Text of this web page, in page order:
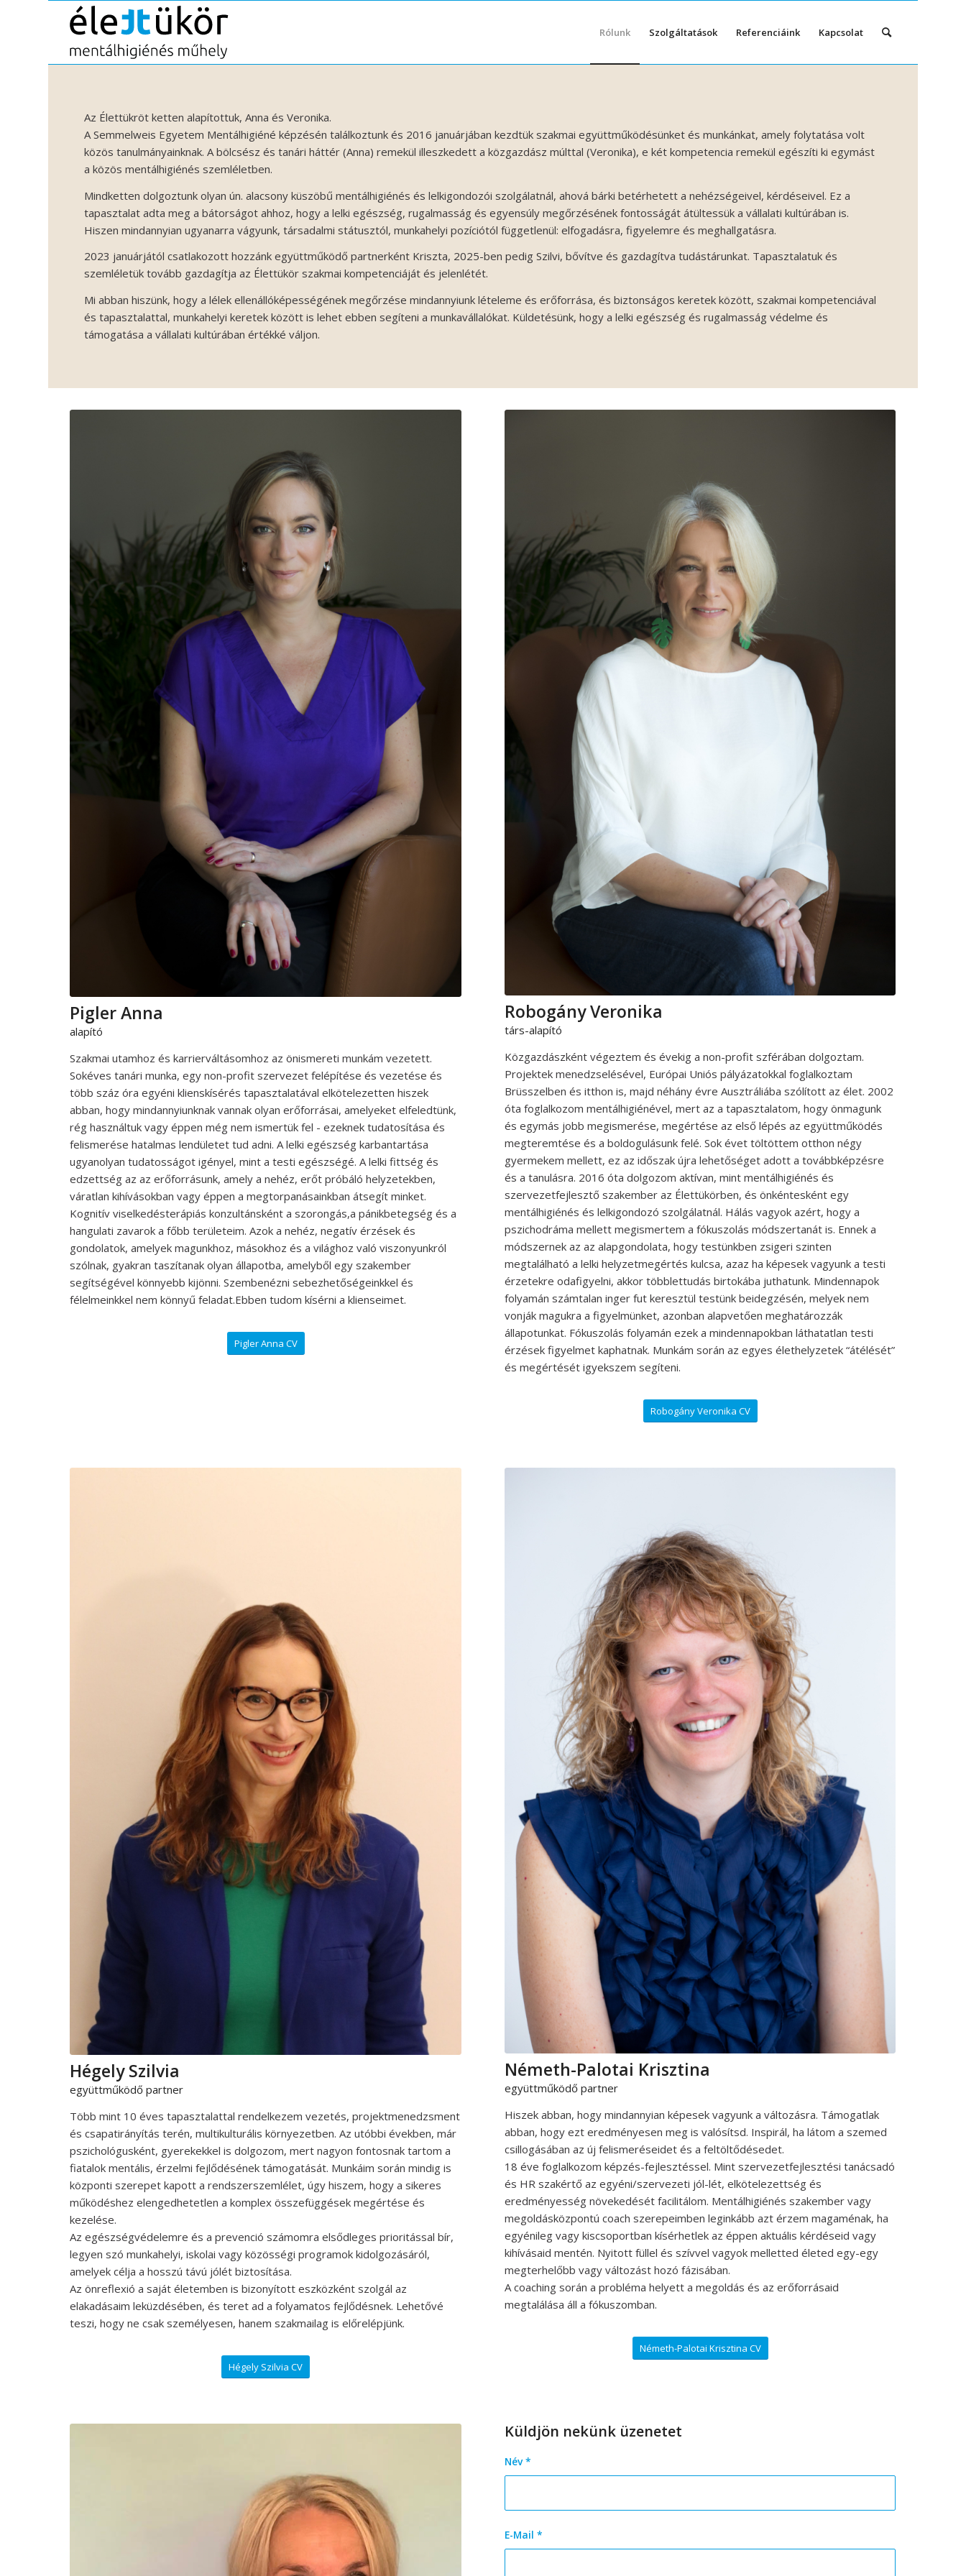
Rólunk Szolgáltatások Referenciáink Kapcsolat
Az Élettükröt ketten alapítottuk, Anna és Veronika.
A Semmelweis Egyetem Mentálhigiéné képzésén találkoztunk és 2016 januárjában kezdtük szakmai együttműködésünket és munkánkat, amely folytatása volt
közös tanulmányainknak. A bölcsész és tanári háttér (Anna) remekül illeszkedett a közgazdász múlttal (Veronika), e két kompetencia remekül egészíti ki egymást
a közös mentálhigiénés szemléletben.
Mindketten dolgoztunk olyan ún. alacsony küszöbű mentálhigiénés és lelkigondozói szolgálatnál, ahová bárki betérhetett a nehézségeivel, kérdéseivel. Ez a
tapasztalat adta meg a bátorságot ahhoz, hogy a lelki egészség, rugalmasság és egyensúly megőrzésének fontosságát átültessük a vállalati kultúrában is.
Hiszen mindannyian ugyanarra vágyunk, társadalmi státusztól, munkahelyi pozíciótól függetlenül: elfogadásra, figyelemre és meghallgatásra.
2023 januárjától csatlakozott hozzánk együttműködő partnerként Kriszta, 2025-ben pedig Szilvi, bővítve és gazdagítva tudástárunkat. Tapasztalatuk és
szemléletük tovább gazdagítja az Élettükör szakmai kompetenciáját és jelenlétét.
Mi abban hiszünk, hogy a lélek ellenállóképességének megőrzése mindannyiunk lételeme és erőforrása, és biztonságos keretek között, szakmai kompetenciával
és tapasztalattal, munkahelyi keretek között is lehet ebben segíteni a munkavállalókat. Küldetésünk, hogy a lelki egészség és rugalmasság védelme és
támogatása a vállalati kultúrában értékké váljon.
Pigler Anna
alapító
Szakmai utamhoz és karrierváltásomhoz az önismereti munkám vezetett.
Sokéves tanári munka, egy non-profit szervezet felépítése és vezetése és
több száz óra egyéni klienskísérés tapasztalatával elkötelezetten hiszek
abban, hogy mindannyiunknak vannak olyan erőforrásai, amelyeket elfeledtünk,
rég használtuk vagy éppen még nem ismertük fel - ezeknek tudatosítása és
felismerése hatalmas lendületet tud adni. A lelki egészség karbantartása
ugyanolyan tudatosságot igényel, mint a testi egészségé. A lelki fittség és
edzettség az az erőforrásunk, amely a nehéz, erőt próbáló helyzetekben,
váratlan kihívásokban vagy éppen a megtorpanásainkban átsegít minket.
Kognitív viselkedésterápiás konzultánsként a szorongás,a pánikbetegség és a
hangulati zavarok a főbb területeim. Azok a nehéz, negatív érzések és
gondolatok, amelyek magunkhoz, másokhoz és a világhoz való viszonyunkról
szólnak, gyakran taszítanak olyan állapotba, amelyből egy szakember
segítségével könnyebb kijönni. Szembenézni sebezhetőségeinkkel és
félelmeinkkel nem könnyű feladat.Ebben tudom kísérni a klienseimet.
Pigler Anna CV
Robogány Veronika
társ-alapító
Közgazdászként végeztem és évekig a non-profit szférában dolgoztam.
Projektek menedzselésével, Európai Uniós pályázatokkal foglalkoztam
Brüsszelben és itthon is, majd néhány évre Ausztráliába szólított az élet. 2002
óta foglalkozom mentálhigiénével, mert az a tapasztalatom, hogy önmagunk
és egymás jobb megismerése, megértése az első lépés az együttműködés
megteremtése és a boldogulásunk felé. Sok évet töltöttem otthon négy
gyermekem mellett, ez az időszak újra lehetőséget adott a továbbképzésre
és a tanulásra. 2016 óta dolgozom aktívan, mint mentálhigiénés és
szervezetfejlesztő szakember az Élettükörben, és önkéntesként egy
mentálhigiénés és lelkigondozó szolgálatnál. Hálás vagyok azért, hogy a
pszichodráma mellett megismertem a fókuszolás módszertanát is. Ennek a
módszernek az az alapgondolata, hogy testünkben zsigeri szinten
megtalálható a lelki helyzetmegértés kulcsa, azaz ha képesek vagyunk a testi
érzetekre odafigyelni, akkor többlettudás birtokába juthatunk. Mindennapok
folyamán számtalan inger fut keresztül testünk beidegzésén, melyek nem
vonják magukra a figyelmünket, azonban alapvetően meghatározzák
állapotunkat. Fókuszolás folyamán ezek a mindennapokban láthatatlan testi
érzések figyelmet kaphatnak. Munkám során az egyes élethelyzetek “átélését”
és megértését igyekszem segíteni.
Robogány Veronika CV
Hégely Szilvia
együttműködő partner
Több mint 10 éves tapasztalattal rendelkezem vezetés, projektmenedzsment
és csapatirányítás terén, multikulturális környezetben. Az utóbbi években, már
pszichológusként, gyerekekkel is dolgozom, mert nagyon fontosnak tartom a
fiatalok mentális, érzelmi fejlődésének támogatását. Munkáim során mindig is
központi szerepet kapott a rendszerszemlélet, úgy hiszem, hogy a sikeres
működéshez elengedhetetlen a komplex összefüggések megértése és
kezelése.
Az egészségvédelemre és a prevenció számomra elsődleges prioritással bír,
legyen szó munkahelyi, iskolai vagy közösségi programok kidolgozásáról,
amelyek célja a hosszú távú jólét biztosítása.
Az önreflexió a saját életemben is bizonyított eszközként szolgál az
elakadásaim leküzdésében, és teret ad a folyamatos fejlődésnek. Lehetővé
teszi, hogy ne csak személyesen, hanem szakmailag is előrelépjünk.
Hégely Szilvia CV
Németh-Palotai Krisztina
együttműködő partner
Hiszek abban, hogy mindannyian képesek vagyunk a változásra. Támogatlak
abban, hogy ezt eredményesen meg is valósítsd. Inspirál, ha látom a szemed
csillogásában az új felismeréseidet és a feltöltődésedet.
18 éve foglalkozom képzés-fejlesztéssel. Mint szervezetfejlesztési tanácsadó
és HR szakértő az egyéni/szervezeti jól-lét, elkötelezettség és
eredményesség növekedését facilitálom. Mentálhigiénés szakember vagy
megoldásközpontú coach szerepeimben leginkább azt érzem magaménak, ha
egyénileg vagy kiscsoportban kísérhetlek az éppen aktuális kérdéseid vagy
kihívásaid mentén. Nyitott füllel és szívvel vagyok melletted életed egy-egy
megterhelőbb vagy változást hozó fázisában.
A coaching során a probléma helyett a megoldás és az erőforrásaid
megtalálása áll a fókuszomban.
Németh-Palotai Krisztina CV
Küldjön nekünk üzenetet
Név*
E-Mail*